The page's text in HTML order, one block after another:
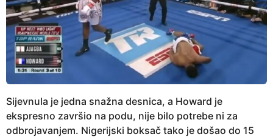
Sijevnula je jedna snažna desnica, a Howard je
ekspresno završio na podu, nije bilo potrebe ni za
odbrojavanjem. Nigerijski boksač tako je došao do 15